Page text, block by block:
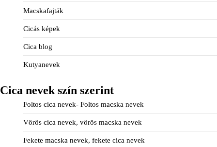
Macskafajták
Cicás képek
Cica blog
Kutyanevek
Cica nevek szín szerint
Foltos cica nevek- Foltos macska nevek
Vörös cica nevek, vörös macska nevek
Fekete macska nevek, fekete cica nevek